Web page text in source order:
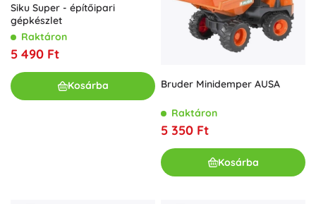
Siku Super - építőipari
gépkészlet
Raktáron
5 490 Ft
Kosárba Bruder Minidemper AUSA
Raktáron
5 350 Ft
Kosárba